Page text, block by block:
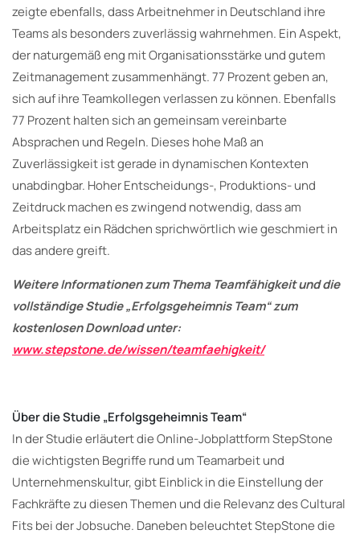
zeigte ebenfalls, dass Arbeitnehmer in Deutschland ihre
Teams als besonders zuverlässig wahrnehmen. Ein Aspekt,
der naturgemäß eng mit Organisationsstärke und gutem
Zeitmanagement zusammenhängt. 77 Prozent geben an,
sich auf ihre Teamkollegen verlassen zu können. Ebenfalls
77 Prozent halten sich an gemeinsam vereinbarte
Absprachen und Regeln. Dieses hohe Maß an
Zuverlässigkeit ist gerade in dynamischen Kontexten
unabdingbar. Hoher Entscheidungs-, Produktions- und
Zeitdruck machen es zwingend notwendig, dass am
Arbeitsplatz ein Rädchen sprichwörtlich wie geschmiert in
das andere greift.
Weitere Informationen zum Thema Teamfähigkeit und die
vollständige Studie „Erfolgsgeheimnis Team“ zum
kostenlosen Download unter:
www.stepstone.de/wissen/teamfaehigkeit/
Über die Studie „Erfolgsgeheimnis Team“
In der Studie erläutert die Online-Jobplattform StepStone
die wichtigsten Begriffe rund um Teamarbeit und
Unternehmenskultur, gibt Einblick in die Einstellung der
Fachkräfte zu diesen Themen und die Relevanz des Cultural
Fits bei der Jobsuche. Daneben beleuchtet StepStone die